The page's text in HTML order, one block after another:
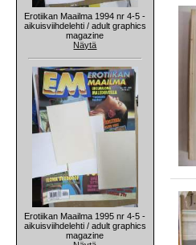
Erotiikan Maailma 1994 nr 4-5 -
aikuisviihdelehti / adult graphics
magazine
Näytä
Erotiikan Maailma 1995 nr 4-5 -
aikuisviihdelehti / adult graphics
magazine